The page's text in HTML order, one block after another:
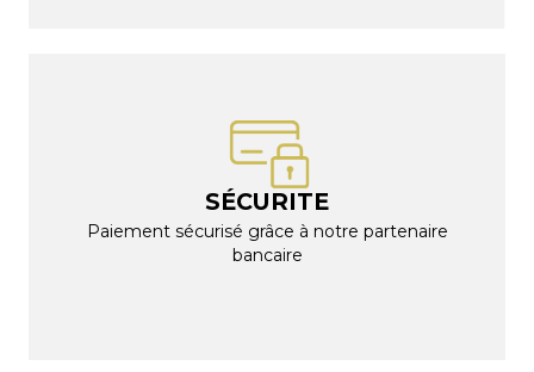
SÉCURITE
Paiement sécurisé grâce à notre partenaire
bancaire